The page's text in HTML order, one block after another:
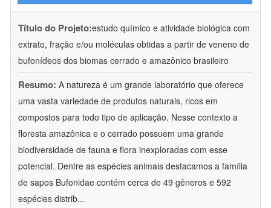
Título do Projeto:estudo químico e atividade biológica com
extrato, fração e/ou moléculas obtidas a partir de veneno de
bufonídeos dos biomas cerrado e amazônico brasileiro
Resumo: A natureza é um grande laboratório que oferece
uma vasta variedade de produtos naturais, ricos em
compostos para todo tipo de aplicação. Nesse contexto a
floresta amazônica e o cerrado possuem uma grande
biodiversidade de fauna e flora inexploradas com esse
potencial. Dentre as espécies animais destacamos a família
de sapos Bufonidae contém cerca de 49 gêneros e 592
espécies distrib...